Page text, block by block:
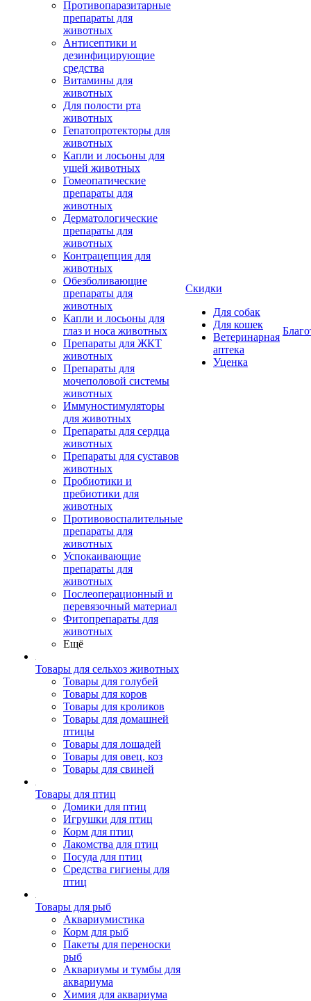
Противопаразитарные
препараты для
животных
Антисептики и
дезинфицирующие
средства
Витамины для
животных
Для полости рта
животных
Гепатопротекторы для
животных
Капли и лосьоны для
ушей животных
Гомеопатические
препараты для
животных
Дерматологические
препараты для
животных
Контрацепция для
животных
Обезболивающие
препараты для
животных
Капли и лосьоны для
глаз и носа животных
Препараты для ЖКТ
животных
Препараты для
мочеполовой системы
животных
Иммуностимуляторы
для животных
Препараты для сердца
животных
Препараты для суставов
животных
Пробиотики и
пребиотики для
животных
Противовоспалительные
препараты для
животных
Успокаивающие
препараты для
животных
Послеоперационный и
перевязочный материал
Фитопрепараты для
животных
Ещё
Товары для сельхоз животных
Товары для голубей
Товары для коров
Товары для кроликов
Товары для домашней
птицы
Товары для лошадей
Товары для овец, коз
Товары для свиней
Товары для птиц
Домики для птиц
Игрушки для птиц
Корм для птиц
Лакомства для птиц
Посуда для птиц
Средства гигиены для
птиц
Товары для рыб
Аквариумистика
Корм для рыб
Пакеты для переноски
рыб
Аквариумы и тумбы для
аквариума
Химия для аквариума
Скидки
Для собак
Для кошек
Ветеринарная
аптека
Уценка